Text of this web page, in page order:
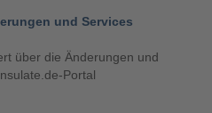
und Services
über die Änderungen und
Portal